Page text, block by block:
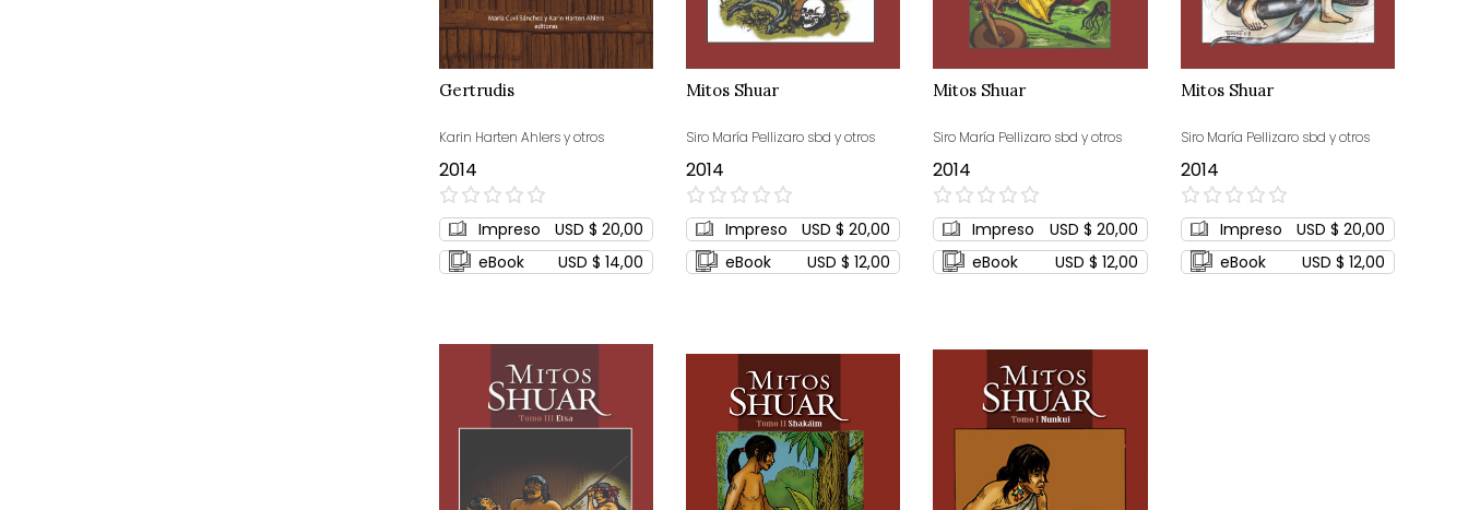
Gertrudis
Karin Harten Ahlers y otros
2014
0%
Impreso
USD $ 20,00
eBook
USD $ 14,00
Mitos Shuar
Siro María Pellizaro sbd y otros
2014
0%
Impreso
USD $ 20,00
eBook
USD $ 12,00
Mitos Shuar
Siro María Pellizaro sbd y otros
2014
0%
Impreso
USD $ 20,00
eBook
USD $ 12,00
Mitos Shuar
Siro María Pellizaro sbd y otros
2014
0%
Impreso
USD $ 20,00
eBook
USD $ 12,00